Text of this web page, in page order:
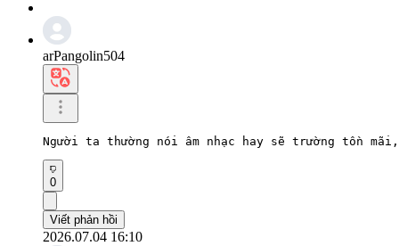
arPangolin504
Người ta thường nói âm nhạc hay sẽ trường tồn
0
Viết phản hồi
2026.07.04 16:10